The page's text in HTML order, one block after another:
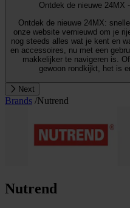
Ontdek de nieuwe 24MX
Ontdek de nieuwe 24MX: sneller,
onze website vernieuwd om je
nog steeds alles wat je kent en
en accessoires, nu met een
makkelijker te navigeren is.
gewoon rondkijkt, het is
Next
Brands /Nutrend
Nutrend